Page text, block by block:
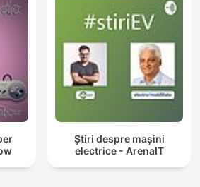
Știri despre mașini
electrice - ArenaIT